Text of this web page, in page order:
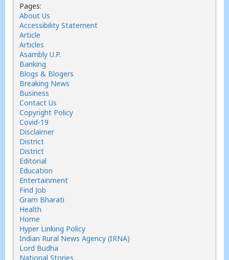
Pages:
About Us
Accessibility Statement
Article
Articles
Asambly U.P.
Banking
Blogs & Blogers
Breaking News
Business
Contact Us
Copyright Policy
Covid-19
Disclaimer
District
District
Editorial
Education
Entertainment
Find Job
Gram Bharati
Health
Home
Hyper Linking Policy
Indian Rural News Agency (IRNA)
Lord Budha
National Stories